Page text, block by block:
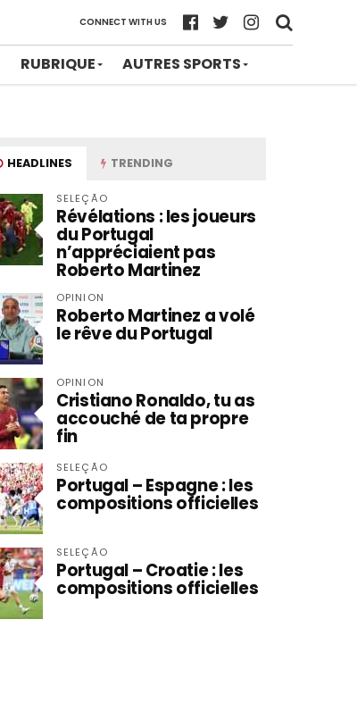
CONNECT WITH US
RUBRIQUE AUTRES SPORTS
HEADLINES TRENDING
SELEÇÃO
Révélations : les joueurs
du Portugal
n’appréciaient pas
Roberto Martinez
OPINION
Roberto Martinez a volé
le rêve du Portugal
OPINION
Cristiano Ronaldo, tu as
accouché de ta propre
fin
SELEÇÃO
Portugal – Espagne : les
compositions officielles
SELEÇÃO
Portugal – Croatie : les
compositions officielles